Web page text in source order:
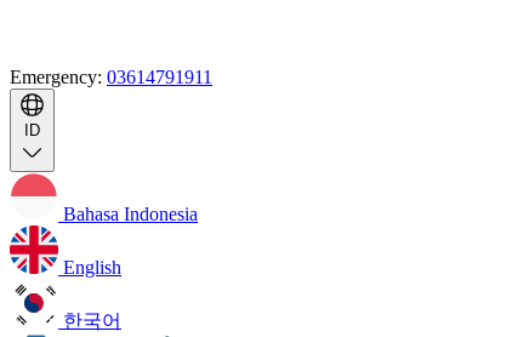
Emergency: 03614791911
ID
Bahasa Indonesia
English
한국어